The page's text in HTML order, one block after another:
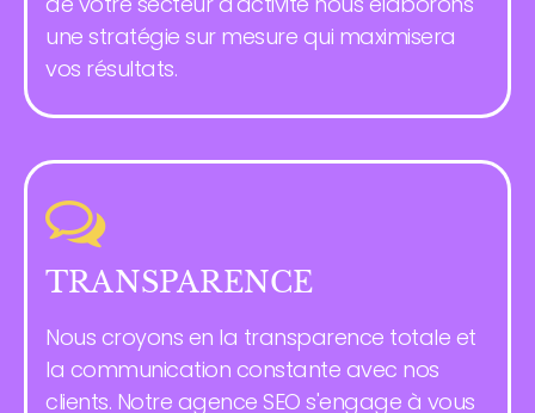
une stratégie sur mesure qui maximisera
vos résultats.
TRANSPARENCE
Nous croyons en la transparence totale et
la communication constante avec nos
clients. Notre agence SEO s'engage à vous